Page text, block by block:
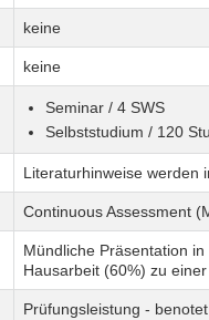
keine
keine
Seminar / 4 SWS
Selbststudium / 120
Literaturhinweise werden
Continuous Assessment
Mündliche Präsentation
Hausarbeit (60%) zu
Prüfungsleistung - benotet